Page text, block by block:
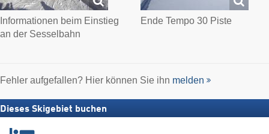
Informationen beim Einstieg
an der Sesselbahn
Ende Tempo 30 Piste
Fehler aufgefallen? Hier können Sie ihn melden
Dieses Skigebiet buchen